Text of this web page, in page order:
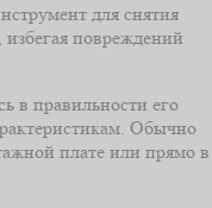
для снятия
избегая повреждений
в правильности его
Обычно
плате или прямо в